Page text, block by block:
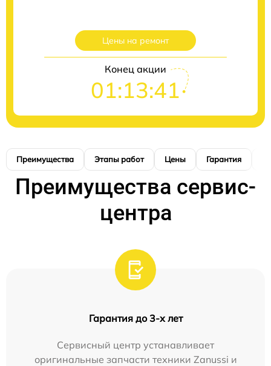
Цены на ремонт
Конец акции
01:13:40
Преимущества Этапы работ Цены Гарантия
Преимущества сервис-
центра
Гарантия до 3-х лет
Сервисный центр устанавливает
оригинальные запчасти техники Zanussi и